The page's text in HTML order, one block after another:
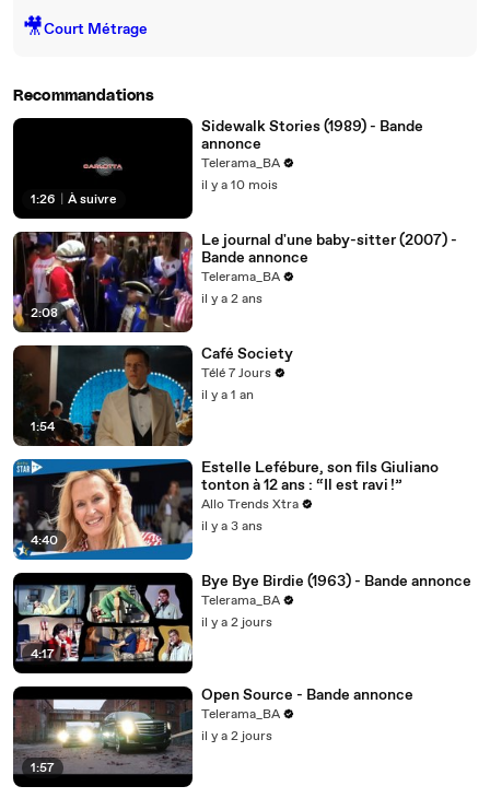
🎥Court Métrage
Recommandations
1:26 À suivre
Sidewalk Stories (1989) - Bande
annonce
Telerama_BA
il y a 10 mois
2:08
Le journal d'une baby-sitter (2007) -
Bande annonce
Telerama_BA
il y a 2 ans
1:54
Café Society
Télé 7 Jours
il y a 1 an
4:40
Estelle Lefébure, son fils Giuliano
tonton à 12 ans : “Il est ravi !”
Allo Trends Xtra
il y a 3 ans
4:17
Bye Bye Birdie (1963) - Bande annonce
Telerama_BA
il y a 2 jours
1:57
Open Source - Bande annonce
Telerama_BA
il y a 2 jours